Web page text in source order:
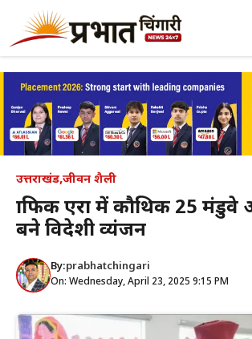
content
उत्तराखंड,जीवन शैली
ग्राफिक एरा में कौथिक 25
बने विदेशी व्यंजन
By:prabhatchingari
On: Wednesday, April 23, 2025 9:15 PM